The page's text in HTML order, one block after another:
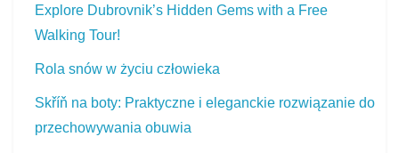
Explore Dubrovnik’s Hidden Gems with a Free
Walking Tour!
Rola snów w życiu człowieka
Skříň na boty: Praktyczne i eleganckie rozwiązanie do
przechowywania obuwia